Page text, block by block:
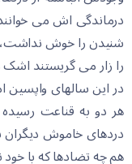
درماندگی اش می
شنیدن را خوش نداشت،
را زار می گریستند
در این سالهای واپسین
هر دو به قناعت
دردهای خاموش
هم چه تضادها كه با خود